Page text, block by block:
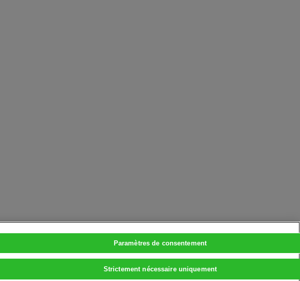
Paramètres de consentement
Strictement nécessaire uniquement